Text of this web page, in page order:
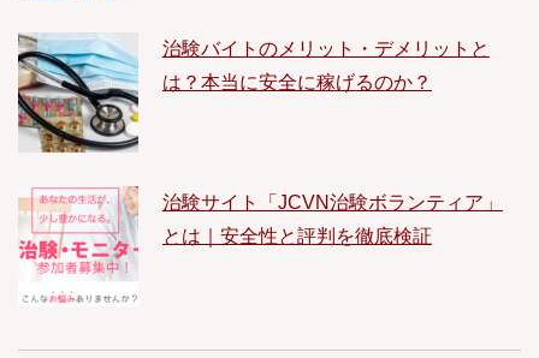
治験バイトのメリット・デメリットと
は？本当に安全に稼げるのか？
治験サイト「JCVN治験ボランティア」
とは｜安全性と評判を徹底検証